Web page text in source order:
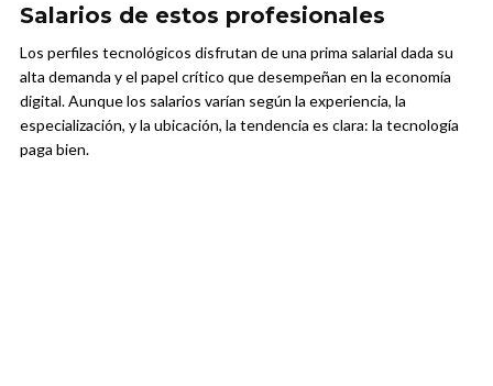
Salarios de estos profesionales
Los perfiles tecnológicos disfrutan de una prima salarial dada su
alta demanda y el papel crítico que desempeñan en la economía
digital. Aunque los salarios varían según la experiencia, la
especialización, y la ubicación, la tendencia es clara: la tecnología
paga bien.